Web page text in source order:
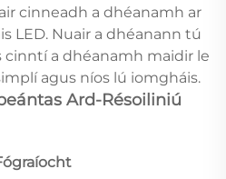
cinneadh a dhéanamh ar
LED. Nuair a dhéanann tú
cinntí a dhéanamh maidir le
agus níos lú iomgháis.
Ard-Résoiliniú